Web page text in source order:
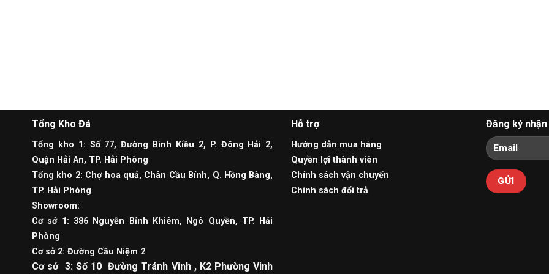
Tổng Kho Đá
Tổng kho 1: Số 77, Đường Bình Kiều 2, P. Đông Hải 2,
Quận Hải An, TP. Hải Phòng
Tổng kho 2: Chợ hoa quả, Chân Cầu Bính, Q. Hồng Bàng,
TP. Hải Phòng
Showroom:
Cơ sở 1: 386 Nguyễn Bỉnh Khiêm, Ngô Quyền, TP. Hải
Phòng
Cơ sở 2: Đường Cầu Niệm 2
Cơ sở 3: Số 10 Đường Tránh Vinh , K2 Phường Vinh
Hỗ trợ
Hướng dẫn mua hàng
Quyền lợi thành viên
Chính sách vận chuyển
Chính sách đổi trả
Đăng ký